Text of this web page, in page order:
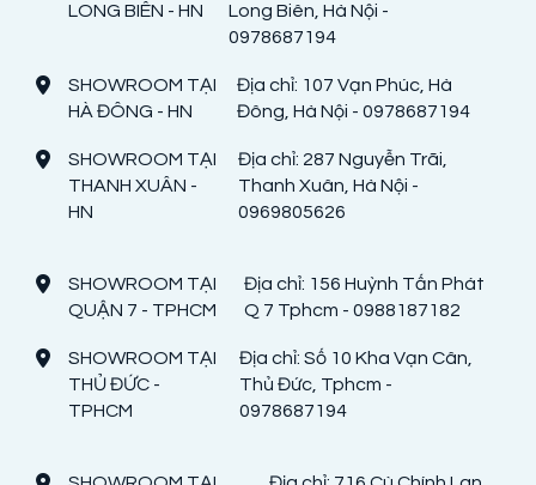
LONG BIÊN - HN
Long Biên, Hà Nội -
0978687194
SHOWROOM TẠI
HÀ ĐÔNG - HN
Địa chỉ: 107 Vạn Phúc, Hà
Đông, Hà Nội - 0978687194
SHOWROOM TẠI
THANH XUÂN -
HN
Địa chỉ: 287 Nguyễn Trãi,
Thanh Xuân, Hà Nội -
0969805626
SHOWROOM TẠI
QUẬN 7 - TPHCM
Địa chỉ: 156 Huỳnh Tấn Phát
Q 7 Tphcm - 0988187182
SHOWROOM TẠI
THỦ ĐỨC -
TPHCM
Địa chỉ: Số 10 Kha Vạn Cân,
Thủ Đức, Tphcm -
0978687194